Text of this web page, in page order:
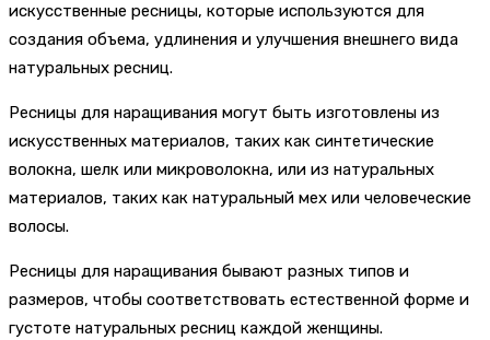
искусственные ресницы, которые используются для
создания объема, удлинения и улучшения внешнего вида
натуральных ресниц.
Ресницы для наращивания могут быть изготовлены из
искусственных материалов, таких как синтетические
волокна, шелк или микроволокна, или из натуральных
материалов, таких как натуральный мех или человеческие
волосы.
Ресницы для наращивания бывают разных типов и
размеров, чтобы соответствовать естественной форме и
густоте натуральных ресниц каждой женщины.